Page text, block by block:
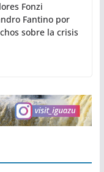
Fonzi
Fantino por
sobre la crisis